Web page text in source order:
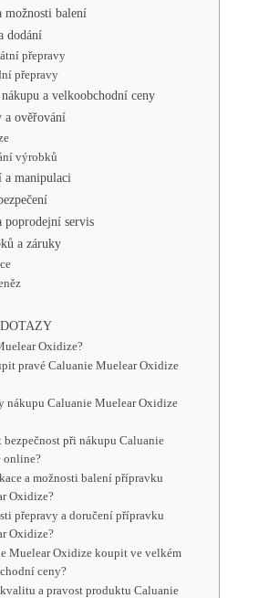
možnosti balení
dodání
přepravy
přepravy
a velkoobchodní ceny
a ověřování
výrobků
a manipulaci
poprodejní servis
a záruky
Oxidize?
pravé Caluanie Muelear Oxidize
nákupu Caluanie Muelear Oxidize
bezpečnost při nákupu Caluanie
online?
a možnosti balení přípravku
Oxidize?
přepravy a doručení přípravku
Oxidize?
Muelear Oxidize koupit ve velkém
ceny?
a pravost produktu Caluanie